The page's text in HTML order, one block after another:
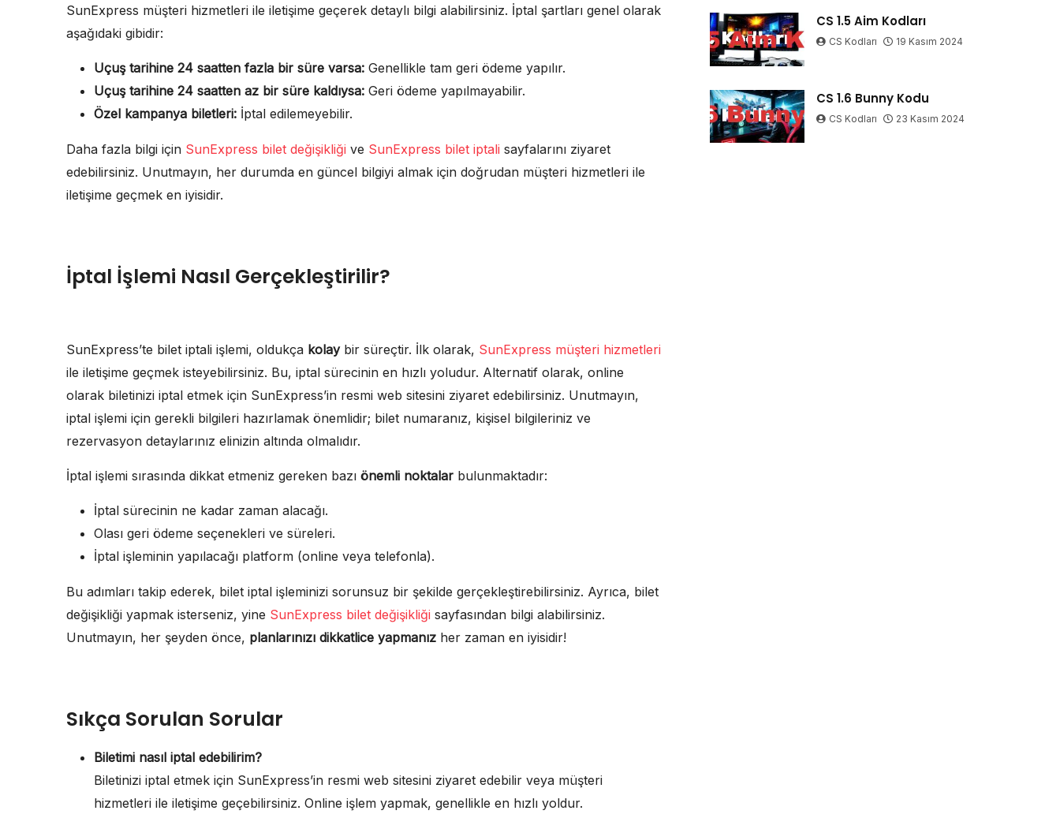
SunExpress müşteri hizmetleri ile iletişime geçerek detaylı bilgi alabilirsiniz. İptal şartları genel olarak
aşağıdaki gibidir:
Uçuş tarihine 24 saatten fazla bir süre varsa: Genellikle tam geri ödeme yapılır.
Uçuş tarihine 24 saatten az bir süre kaldıysa: Geri ödeme yapılmayabilir.
Özel kampanya biletleri: İptal edilemeyebilir.
Daha fazla bilgi için SunExpress bilet değişikliği ve SunExpress bilet iptali sayfalarını ziyaret
edebilirsiniz. Unutmayın, her durumda en güncel bilgiyi almak için doğrudan müşteri hizmetleri ile
iletişime geçmek en iyisidir.
İptal İşlemi Nasıl Gerçekleştirilir?
SunExpress’te bilet iptali işlemi, oldukça kolaybir süreçtir. İlk olarak, SunExpress müşteri hizmetleri
ile iletişime geçmek isteyebilirsiniz. Bu, iptal sürecinin en hızlı yoludur. Alternatif olarak, online
olarak biletinizi iptal etmek için SunExpress’in resmi web sitesini ziyaret edebilirsiniz. Unutmayın,
iptal işlemi için gerekli bilgileri hazırlamak önemlidir; bilet numaranız, kişisel bilgileriniz ve
rezervasyon detaylarınız elinizin altında olmalıdır.
İptal işlemi sırasında dikkat etmeniz gereken bazı önemli noktalar bulunmaktadır:
İptal sürecinin ne kadar zaman alacağı.
Olası geri ödeme seçenekleri ve süreleri.
İptal işleminin yapılacağı platform (online veya telefonla).
Bu adımları takip ederek, bilet iptal işleminizi sorunsuz bir şekilde gerçekleştirebilirsiniz. Ayrıca, bilet
değişikliği yapmak isterseniz, yine SunExpress bilet değişikliği sayfasından bilgi alabilirsiniz.
Unutmayın, her şeyden önce, planlarınızı dikkatlice yapmanız her zaman en iyisidir!
Sıkça Sorulan Sorular
Biletimi nasıl iptal edebilirim?
Biletinizi iptal etmek için SunExpress’in resmi web sitesini ziyaret edebilir veya müşteri
hizmetleri ile iletişime geçebilirsiniz. Online işlem yapmak, genellikle en hızlı yoldur.
CS 1.5 Aim Kodları
CS Kodları 19 Kasım 2024
CS 1.6 Bunny Kodu
CS Kodları 23 Kasım 2024